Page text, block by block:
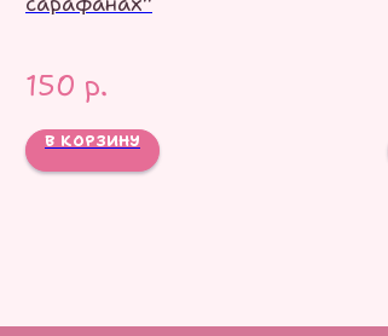
150 р.
В КОРЗИНУ